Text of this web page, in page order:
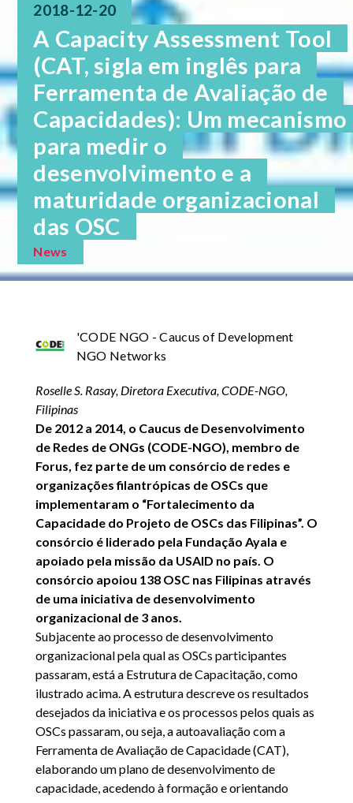
2018-12-20
A Capacity Assessment Tool
(CAT, sigla em inglês para
Ferramenta de Avaliação de
Capacidades): Um mecanismo
para medir o
desenvolvimento e a
maturidade organizacional
das OSC
News
'CODE NGO - Caucus of Development
NGO Networks
Roselle S. Rasay, Diretora Executiva, CODE-NGO,
Filipinas
De 2012 a 2014, o Caucus de Desenvolvimento
de Redes de ONGs (CODE-NGO), membro de
Forus, fez parte de um consórcio de redes e
organizações filantrópicas de OSCs que
implementaram o “Fortalecimento da
Capacidade do Projeto de OSCs das Filipinas”. O
consórcio é liderado pela Fundação Ayala e
apoiado pela missão da USAID no país. O
consórcio apoiou 138 OSC nas Filipinas através
de uma iniciativa de desenvolvimento
organizacional de 3 anos.
Subjacente ao processo de desenvolvimento
organizacional pela qual as OSCs participantes
passaram, está a Estrutura de Capacitação, como
ilustrado acima. A estrutura descreve os resultados
desejados da iniciativa e os processos pelos quais as
OSCs passaram, ou seja, a autoavaliação com a
Ferramenta de Avaliação de Capacidade (CAT),
elaborando um plano de desenvolvimento de
capacidade, acedendo à formação e orientando